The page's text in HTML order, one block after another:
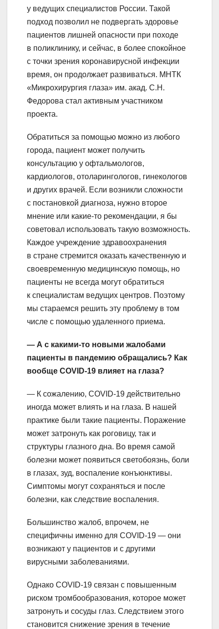
у ведущих специалистов России. Такой
подход позволил не подвергать здоровье
пациентов лишней опасности при походе
в поликлинику, и сейчас, в более спокойное
с точки зрения коронавирусной инфекции
время, он продолжает развиваться. МНТК
«Микрохирургия глаза» им. акад. С.Н.
Федорова стал активным участником
проекта.
Обратиться за помощью можно из любого
города, пациент может получить
консультацию у офтальмологов,
кардиологов, отоларингологов, гинекологов
и других врачей. Если возникли сложности
с постановкой диагноза, нужно второе
мнение или какие-то рекомендации, я бы
советовал использовать такую возможность.
Каждое учреждение здравоохранения
в стране стремится оказать качественную и
своевременную медицинскую помощь, но
пациенты не всегда могут обратиться
к специалистам ведущих центров. Поэтому
мы стараемся решить эту проблему в том
числе с помощью удаленного приема.
— А с какими-то новыми жалобами
пациенты в пандемию обращались? Как
вообще COVID-19 влияет на глаза?
— К сожалению, COVID-19 действительно
иногда может влиять и на глаза. В нашей
практике были такие пациенты. Поражение
может затронуть как роговицу, так и
структуры глазного дна. Во время самой
болезни может появиться светобоязнь, боли
в глазах, зуд, воспаление конъюнктивы.
Симптомы могут сохраняться и после
болезни, как следствие воспаления.
Большинство жалоб, впрочем, не
специфичны именно для COVID-19 — они
возникают у пациентов и с другими
вирусными заболеваниями.
Однако COVID-19 связан с повышенным
риском тромбообразования, которое может
затронуть и сосуды глаз. Следствием этого
становится снижение зрения в течение